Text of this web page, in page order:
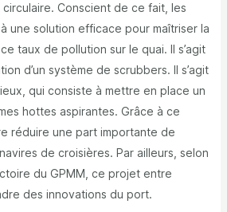
circulaire. Conscient de ce fait, les
une solution efficace pour maîtriser la
taux de pollution sur le quai. Il s’agit
d’un système de scrubbers. Il s’agit
qui consiste à mettre en place un
hottes aspirantes. Grâce à ce
réduire une part importante de
de croisières. Par ailleurs, selon
du GPMM, ce projet entre
des innovations du port.